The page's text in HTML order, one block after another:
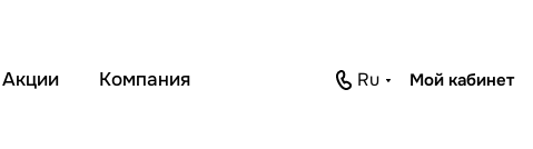
Акции Компания ru Мой кабинет